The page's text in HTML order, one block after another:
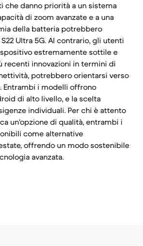
che danno priorità a un sistema
di zoom avanzate e a una
della batteria potrebbero
Ultra 5G. Al contrario, gli utenti
estremamente sottile e
recenti innovazioni in termini di
potrebbero orientarsi verso
Entrambi i modelli offrono
di alto livello, e la scelta
individuali. Per chi è attento
un'opzione di qualità, entrambi i
come alternative
offrendo un modo sostenibile
avanzata.